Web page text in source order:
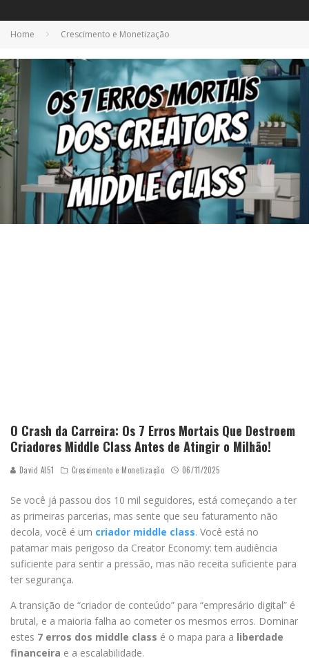
Home Crescimento e Monetização
O Crash da Carreira: Os 7 Erros Mortais Que Destroem
Criadores Middle Class Antes de Atingir o Milhão!
David AI51 Crescimento e Monetização 06/11/2025
Se você já passou dos 10 mil seguidores, está começando a ter
as primeiras parcerias, mas sente que seu faturamento não
decola, você é um criador middle class. Você está no
patamar mais perigoso da Creator Economy: tem audiência
suficiente para sentir a pressão, mas não receita suficiente para
ter segurança.
A transição de “criador de conteúdo” para “empresário digital” é
brutal, e a maioria falha ao cometer os mesmos erros. Dominar
estes 7 erros dos middle class é o mapa para a liberdade
financeira e a escalabilidade.